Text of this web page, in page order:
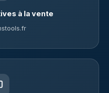
à la vente